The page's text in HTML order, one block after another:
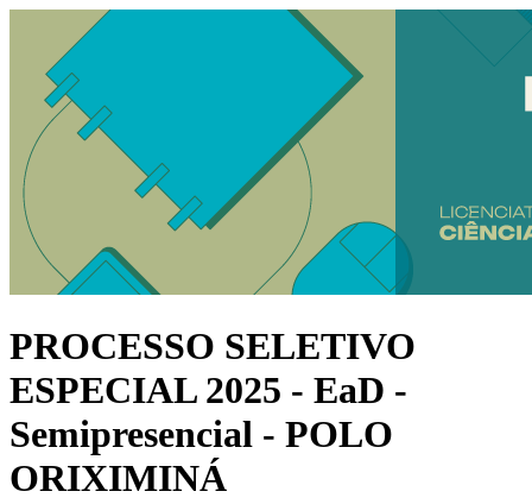
PROCESSO SELETIVO
ESPECIAL 2025 - EaD -
Semipresencial - POLO
ORIXIMINÁ